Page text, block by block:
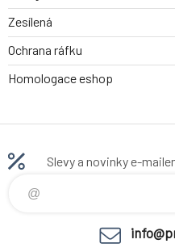
Zesílená
Ochrana ráfku
Homologace eshop
Slevy a novinky e-